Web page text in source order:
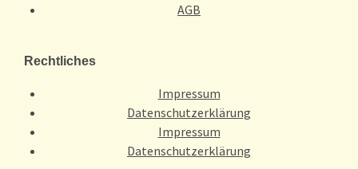
AGB
Rechtliches
Impressum
Datenschutzerklärung
Impressum
Datenschutzerklärung